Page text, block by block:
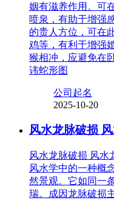
姻有滋养作用。可
喷泉，有助于增强
的贵人方位，可在
鸡等，有利于增强
猴相冲，应避免在
讳蛇形图
公司起名
2025-10-20
风水龙脉破损
风水龙脉破损 风水
风水学中的一种概
然景观。它如同一
瑞。成因龙脉破损